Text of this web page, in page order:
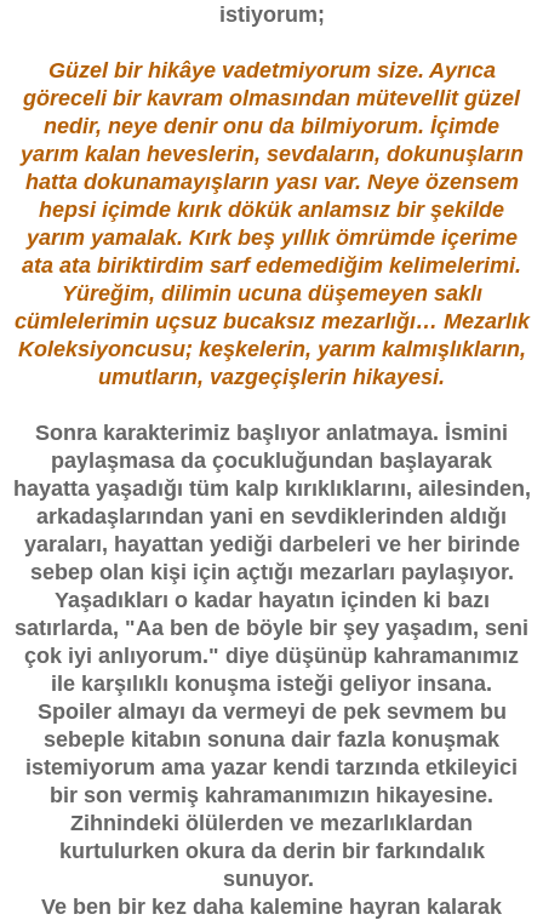
istiyorum;
Güzel bir hikâye vadetmiyorum size. Ayrıca
göreceli bir kavram olmasından mütevellit güzel
nedir, neye denir onu da bilmiyorum. İçimde
yarım kalan heveslerin, sevdaların, dokunuşların
hatta dokunamayışların yası var. Neye özensem
hepsi içimde kırık dökük anlamsız bir şekilde
yarım yamalak. Kırk beş yıllık ömrümde içerime
ata ata biriktirdim sarf edemediğim kelimelerimi.
Yüreğim, dilimin ucuna düşemeyen saklı
cümlelerimin uçsuz bucaksız mezarlığı… Mezarlık
Koleksiyoncusu; keşkelerin, yarım kalmışlıkların,
umutların, vazgeçişlerin hikayesi.
Sonra karakterimiz başlıyor anlatmaya. İsmini
paylaşmasa da çocukluğundan başlayarak
hayatta yaşadığı tüm kalp kırıklıklarını, ailesinden,
arkadaşlarından yani en sevdiklerinden aldığı
yaraları, hayattan yediği darbeleri ve her birinde
sebep olan kişi için açtığı mezarları paylaşıyor.
Yaşadıkları o kadar hayatın içinden ki bazı
satırlarda, "Aa ben de böyle bir şey yaşadım, seni
çok iyi anlıyorum." diye düşünüp kahramanımız
ile karşılıklı konuşma isteği geliyor insana.
Spoiler almayı da vermeyi de pek sevmem bu
sebeple kitabın sonuna dair fazla konuşmak
istemiyorum ama yazar kendi tarzında etkileyici
bir son vermiş kahramanımızın hikayesine.
Zihnindeki ölülerden ve mezarlıklardan
kurtulurken okura da derin bir farkındalık
sunuyor.
Ve ben bir kez daha kalemine hayran kalarak